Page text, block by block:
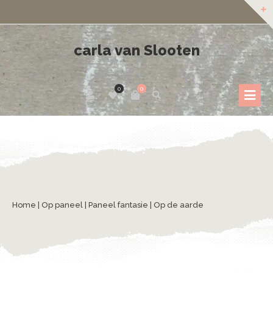
carla van Slooten
0
0
Home Op paneel Paneel fantasie | Op de aarde